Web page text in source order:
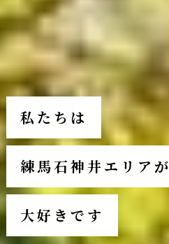
私たちは
練馬石神井エリアが
大好きです